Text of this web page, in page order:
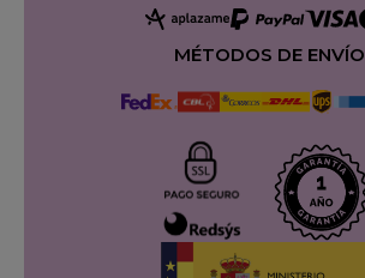
MÉTODOS DE ENVÍO